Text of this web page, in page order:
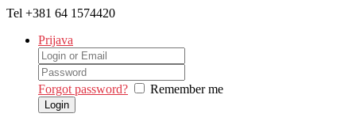
Tel +381 64 1574420
Prijava
Forgot password? Remember me